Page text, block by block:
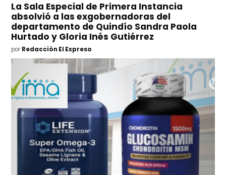
La Sala Especial de Primera Instancia
absolvió a las exgobernadoras del
departamento de Quindío Sandra Paola
Hurtado y Gloria Inés Gutiérrez
por Redacción El Expreso